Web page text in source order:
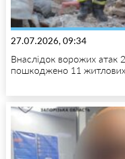
27.07.2026, 09:34
Внаслідок ворожих атак
пошкоджено 11 житлових